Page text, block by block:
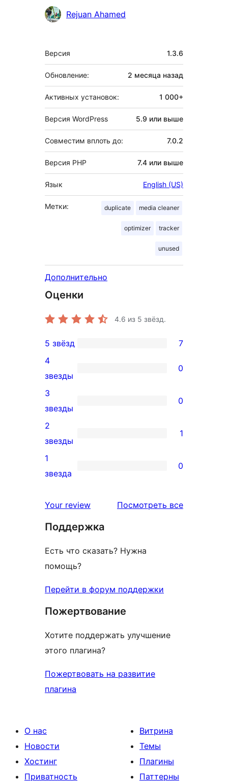
Rejuan Ahamed
Мета
Версия 1.3.6
Обновление: 2 месяца назад
Активных установок: 1 000+
Версия WordPress 5.9 или выше
Совместим вплоть до: 7.0.2
Версия PHP 7.4 или выше
Язык English (US)
Метки: duplicate media cleaner
optimizer tracker
unused
Дополнительно
Оценки
4.6 из 5 звёзд.
7
5-
звездный
отзыв
5 звёзд 7
0
4-
звездный
отзыв
4
звезды
0
0
3-
звездный
отзыв
3
звезды
0
1
2-
звездный
2
звезды
1
0
звездный
1
звезда
0
Your review Посмотреть всеотзывы
Поддержка
Есть что сказать? Нужна
помощь?
Перейти в форум поддержки
Пожертвование
Хотите поддержать улучшение
этого плагина?
Пожертвовать на развитие
плагина
О нас
Новости
Хостинг
Приватность
Витрина
Темы
Плагины
Паттерны